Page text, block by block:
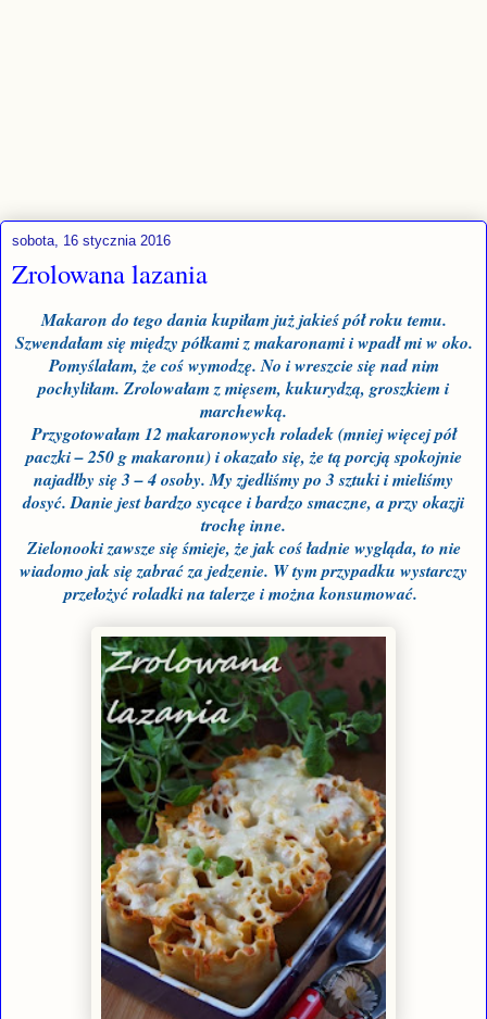
sobota, 16 stycznia 2016
Zrolowana lazania
Makaron do tego daniakupiłam już jakieś pół roku temu.
Szwendałam się między półkami z makaronami i wpadł mi w oko.
Pomyślałam, że coś wymodzę. No i wreszcie się nad nim
pochyliłam. Zrolowałam z mięsem, kukurydzą, groszkiem i
marchewką.
Przygotowałam 12 makaronowych roladek (mniej więcej pół
paczki – 250 g makaronu) i okazało się, że tą porcją spokojnie
najadłby się 3 – 4 osoby. My zjedliśmy po 3 sztuki i mieliśmy
dosyć. Danie jest bardzo sycące i bardzo smaczne, a przy okazji
trochę inne.
Zielonooki zawsze się śmieje, że jak coś ładnie wygląda, to nie
wiadomo jak się zabrać za jedzenie. W tym przypadku wystarczy
przełożyć roladki na talerze i można konsumować.